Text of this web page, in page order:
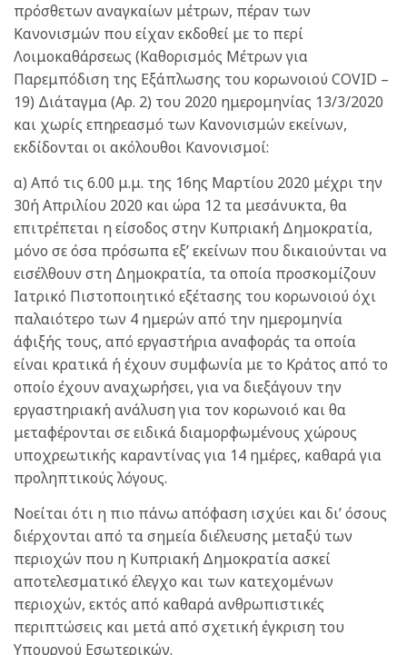
πρόσθετων αναγκαίων μέτρων, πέραν των
Κανονισμών που είχαν εκδοθεί με το περί
Λοιμοκαθάρσεως (Καθορισμός Μέτρων για
Παρεμπόδιση της Εξάπλωσης του κορωνοιού COVID –
19) Διάταγμα (Αρ. 2) του 2020 ημερομηνίας 13/3/2020
και χωρίς επηρεασμό των Κανονισμών εκείνων,
εκδίδονται οι ακόλουθοι Κανονισμοί:
α) Από τις 6.00 μ.μ. της 16ης Μαρτίου 2020 μέχρι την
30ή Απριλίου 2020 και ώρα 12 τα μεσάνυκτα, θα
επιτρέπεται η είσοδος στην Κυπριακή Δημοκρατία,
μόνο σε όσα πρόσωπα εξ’ εκείνων που δικαιούνται να
εισέλθουν στη Δημοκρατία, τα οποία προσκομίζουν
Ιατρικό Πιστοποιητικό εξέτασης του κορωνοιού όχι
παλαιότερο των 4 ημερών από την ημερομηνία
άφιξής τους, από εργαστήρια αναφοράς τα οποία
είναι κρατικά ή έχουν συμφωνία με το Κράτος από το
οποίο έχουν αναχωρήσει, για να διεξάγουν την
εργαστηριακή ανάλυση για τον κορωνοιό και θα
μεταφέρονται σε ειδικά διαμορφωμένους χώρους
υποχρεωτικής καραντίνας για 14 ημέρες, καθαρά για
προληπτικούς λόγους.
Νοείται ότι η πιο πάνω απόφαση ισχύει και δι’ όσους
διέρχονται από τα σημεία διέλευσης μεταξύ των
περιοχών που η Κυπριακή Δημοκρατία ασκεί
αποτελεσματικό έλεγχο και των κατεχομένων
περιοχών, εκτός από καθαρά ανθρωπιστικές
περιπτώσεις και μετά από σχετική έγκριση του
Υπουργού Εσωτερικών.